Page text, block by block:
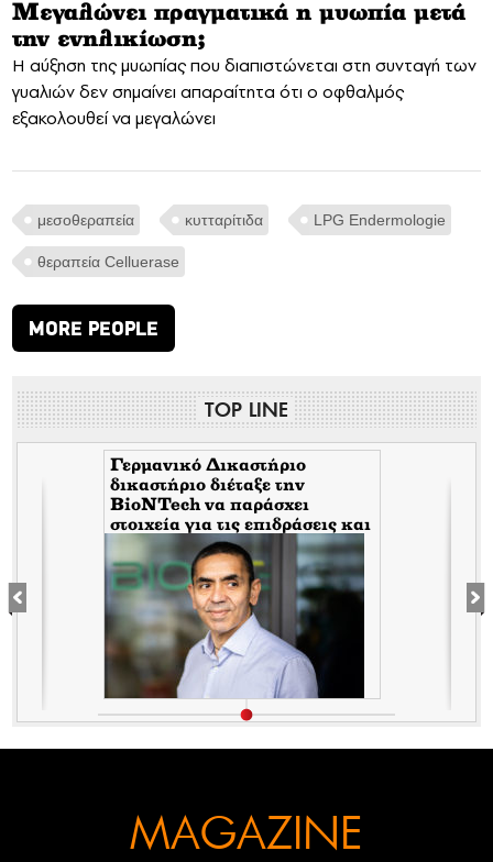
Μεγαλώνει πραγματικά η μυωπία μετά
την ενηλικίωση;
Η αύξηση της μυωπίας που διαπιστώνεται στη συνταγή των
γυαλιών δεν σημαίνει απαραίτητα ότι ο οφθαλμός
εξακολουθεί να μεγαλώνει
μεσοθεραπεία κυτταρίτιδα LPG Endermologie
θεραπεία Celluerase
MORE PEOPLE
TOP LINE
Γερμανικό Δικαστήριο
δικαστήριο διέταξε την
BioNTech να παράσχει
στοιχεία για τις επιδράσεις και
τις παρενέργειες των παρτίδων
FE6975 και 1D020A
MAGAZINE